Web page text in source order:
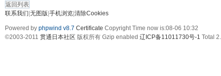
返回列表
联系我们 无图版 手机浏览 清除Cookies
Powered by phpwind v8.7 Certificate Copyright Time now is:08-06 10:32
©2003-2011 贯通日本社区 版权所有 Gzip enabled 辽ICP备11011730号-1 Total